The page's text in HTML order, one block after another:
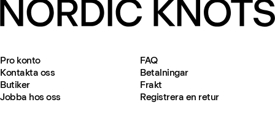
Pro konto
Kontakta oss
Butiker
Jobba hos oss
FAQ
Betalningar
Frakt
Registrera en retur